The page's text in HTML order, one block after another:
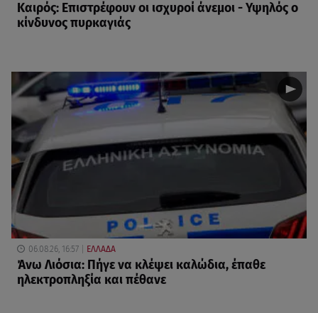
Καιρός: Επιστρέφουν οι ισχυροί άνεμοι - Υψηλός ο
κίνδυνος πυρκαγιάς
06.08.26, 16:57 ΕΛΛΑΔΑ
Άνω Λιόσια: Πήγε να κλέψει καλώδια, έπαθε
ηλεκτροπληξία και πέθανε